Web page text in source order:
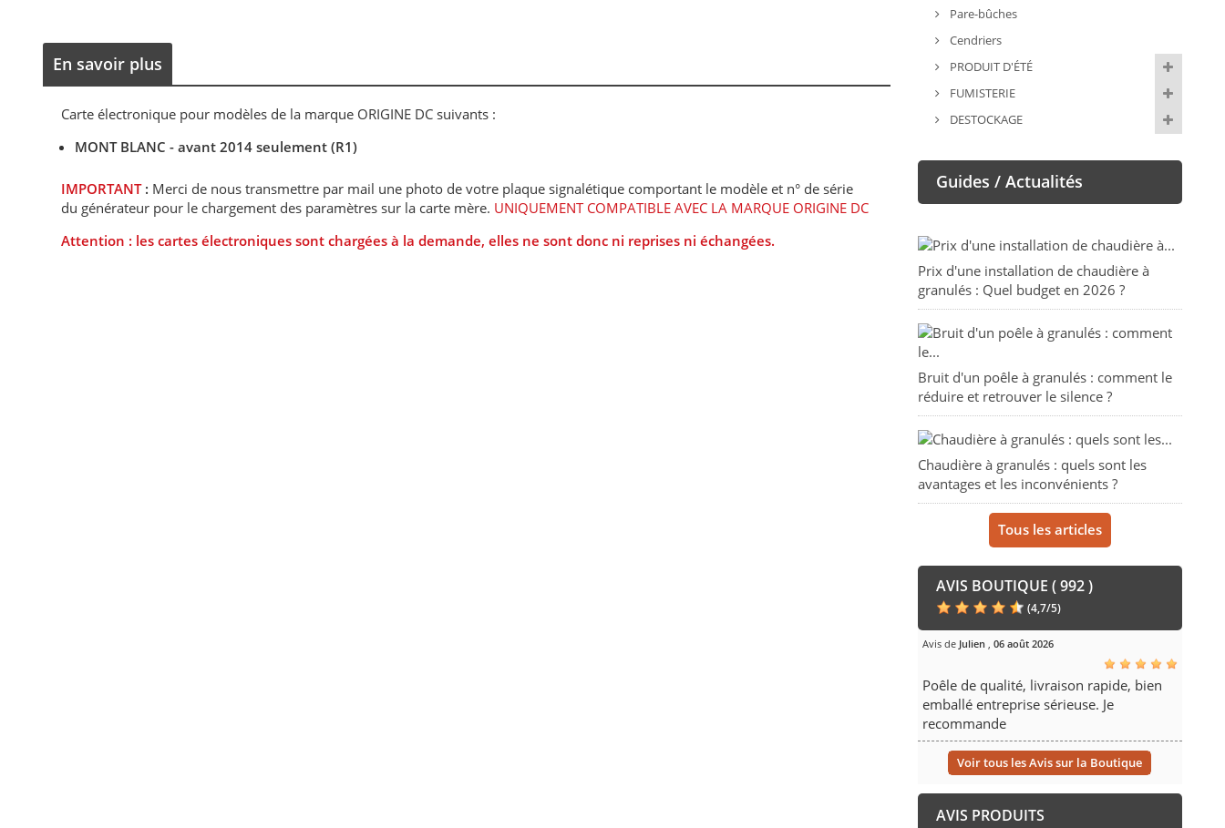
En savoir plus
Carte électronique pour modèles de la marque ORIGINE DC suivants :
MONT BLANC - avant 2014 seulement (R1)
IMPORTANT : Merci de nous transmettre par mail une photo de votre plaque signalétique comportant le modèle et n° de série
du générateur pour le chargement des paramètres sur la carte mère. UNIQUEMENT COMPATIBLE AVEC LA MARQUE ORIGINE DC
Attention : les cartes électroniques sont chargées à la demande, elles ne sont donc ni reprises ni échangées.
Pare-bûches
Cendriers
PRODUIT D'ÉTÉ
FUMISTERIE
DESTOCKAGE
Guides / Actualités
Prix d'une installation de chaudière à
granulés : Quel budget en 2026 ?
Bruit d'un poêle à granulés : comment le
réduire et retrouver le silence ?
Chaudière à granulés : quels sont les
avantages et les inconvénients ?
Tous les articles
AVIS BOUTIQUE ( 992 )
(4,7/5)
Avis de Julien, 06 août 2026
Poêle de qualité, livraison rapide, bien
emballé entreprise sérieuse. Je
recommande
Voir tous les Avis sur la Boutique
AVIS PRODUITS